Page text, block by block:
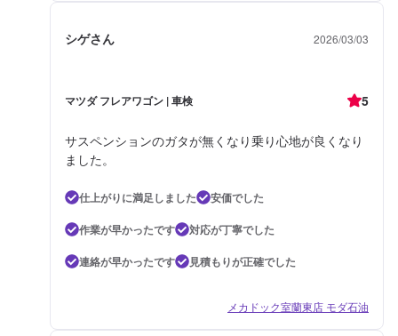
シゲさん 2026/03/03
マツダ フレアワゴン | 車検 5
サスペンションのガタが無くなり乗り心地が良くなり
ました。
仕上がりに満足しました
安価でした
作業が早かったです
対応が丁寧でした
連絡が早かったです
見積もりが正確でした
メカドック室蘭東店 モダ石油